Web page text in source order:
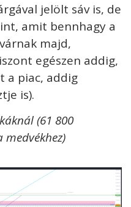
jelölt sáv is, de
amit bennhagy a
majd,
egészen addig,
a piac, addig
is).
(61 800
medvékhez)